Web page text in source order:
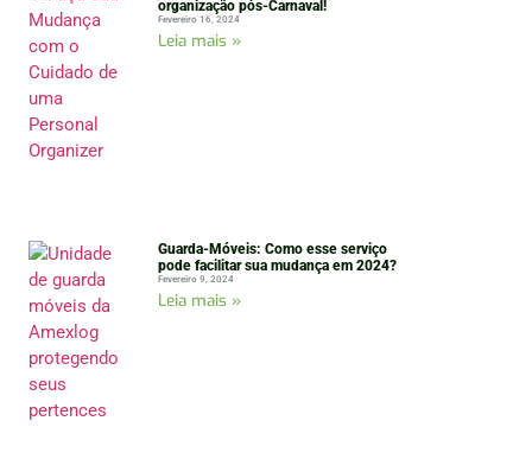
organização pós-Carnaval!
Fevereiro 16, 2024
Leia mais »
Guarda-Móveis: Como esse serviço
pode facilitar sua mudança em 2024?
Fevereiro 9, 2024
Leia mais »